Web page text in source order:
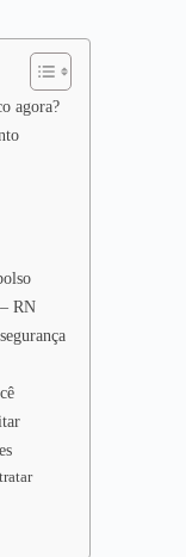
agora?
RN